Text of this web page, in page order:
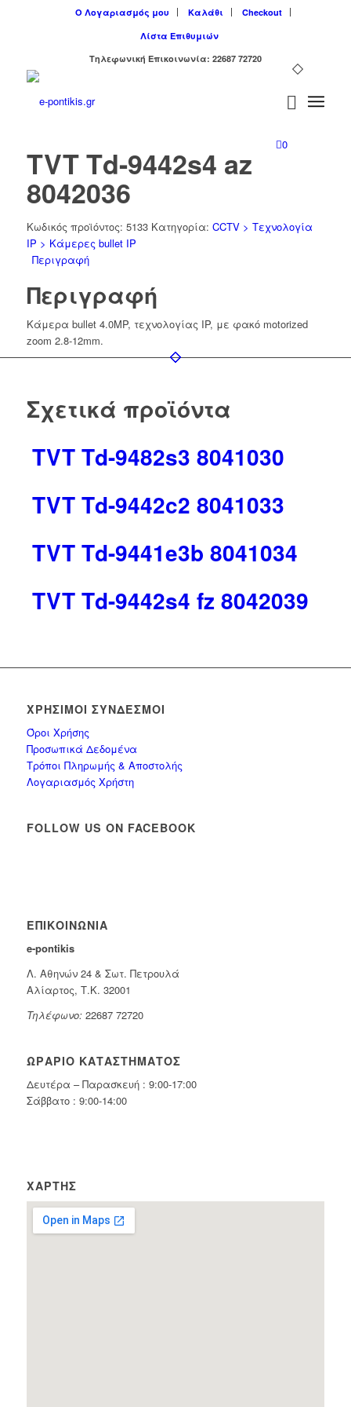
Ο Λογαριασμός μου Καλάθι
Checkout
Λίστα Επιθυμιών
Tηλεφωνική Επικοινωνία: 22687 72720
0
TVT Td-9442s4 az
8042036
Κωδικός προϊόντος: 5133 Κατηγορία: CCTV > Τεχνολογία
IP > Κάμερες bullet IP
Περιγραφή
Περιγραφή
Kάμερα bullet 4.0MP, τεχνολογίας IP, με φακό motorized
zoom 2.8-12mm.
Σχετικά προϊόντα
TVT Td-9482s3 8041030
TVT Td-9442c2 8041033
TVT Td-9441e3b 8041034
TVT Td-9442s4 fz 8042039
ΧΡΉΣΙΜΟΙ ΣΎΝΔΕΣΜΟΙ
Όροι Χρήσης
Προσωπικά Δεδομένα
Τρόποι Πληρωμής & Αποστολής
Λογαριασμός Χρήστη
FOLLOW US ON FACEBOOK
ΕΠΙΚΟΙΝΩΝΊΑ
e-pontikis
Λ. Αθηνών 24 & Σωτ. Πετρουλά
Αλίαρτος, Τ.Κ. 32001
Τηλέφωνο:22687 72720
ΩΡΆΡΙΟ ΚΑΤΑΣΤΉΜΑΤΟΣ
Δευτέρα – Παρασκευή : 9:00-17:00
Σάββατο : 9:00-14:00
ΧΆΡΤΗΣ